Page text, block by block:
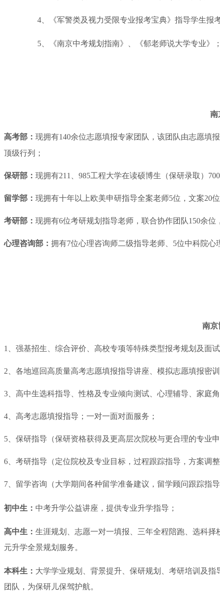
4、《军警类及视力受限专业报考宝典》指导学生报考
5、《南京中考规划指南》、《郁老师说大学专业》
南
高考部： 现拥有140余位志愿填报专家团队，该团队由志愿填
顶级行列；
保研部： 现拥有211、985工程大学在读硕博生（保研录取）
留学部： 现拥有十年以上欧美申研指导全案老师5位，文案20
考研部： 现拥有6位考研规划指导老师，联合协作团队150余
心理咨询部： 拥有7位心理咨询师二级指导老师、5位中科院
南京
1、强基招生、综合评价、高校专项等特殊类型报考规划及面
2、各地巡回高质量高考志愿填报指导讲座、模拟志愿填报密
3、高中生选科指导、性格及专业倾向测试、心理辅导、家庭
4、高考志愿填报指导；一对一面对面服务；
5、保研指导（保研资格获得及更高层次院校与更合理的专业
6、考研指导（定位院校及专业目标，过程跟踪指导，方案调
7、留学咨询（大学期间各种留学准备建议，留学顾问跟踪指
初中生： 中考升学公益讲座，提供专业升学指导；
高中生： 生涯规划、志愿一对一填报、三年全程陪跑、选科
元升学全景规划服务。
本科生： 大学学业规划、背景提升、保研规划、考研培训及
团队，为保研儿保驾护航。